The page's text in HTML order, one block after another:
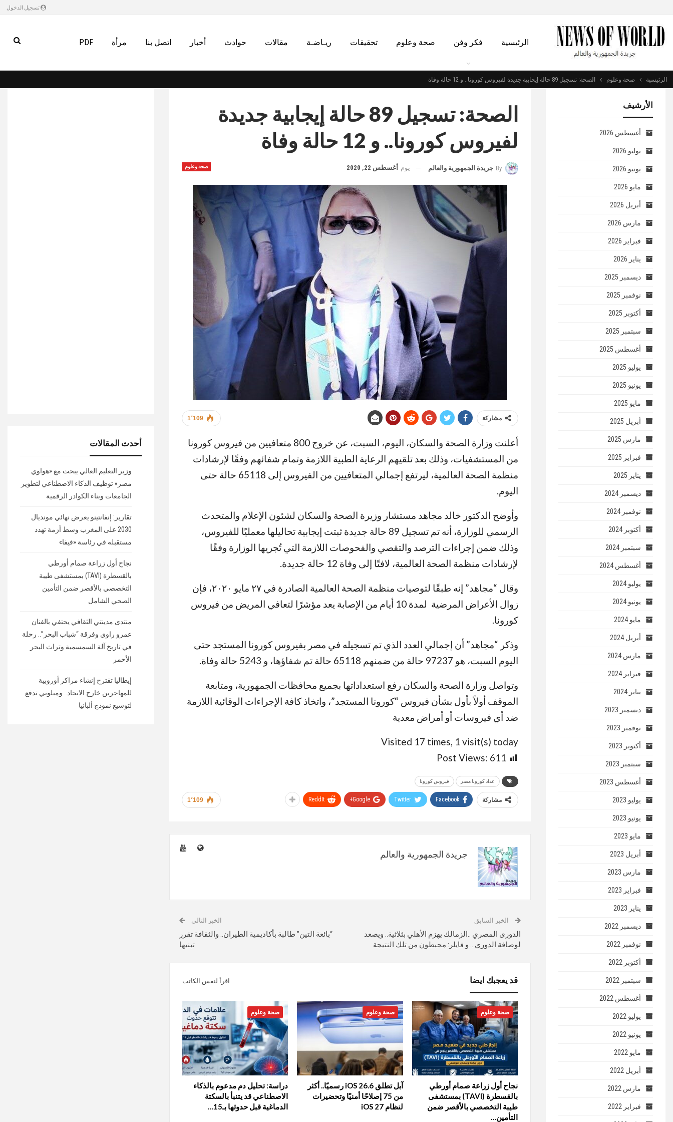
تسجيل الدخول
الرئيسية فكر وفن صحة وعلوم تحقيقات ريـاضـة مقالات حوادث أخبار اتصل بنا مرأة PDF
الرئيسية صحة وعلوم الصحة: تسجيل 89 حالة إيجابية جديدة لفيروس كورونا.. و 12 حالة وفاة
الصحة: تسجيل 89 حالة إيجابية جديدة
لفيروس كورونا.. و 12 حالة وفاة
صحة وعلوم By جريدة الجمهورية والعالم يوم أغسطس 22, 2020
1٬109 مشاركة
أعلنت وزارة الصحة والسكان، اليوم، السبت، عن خروج 800 متعافيين من فيروس كورونا
من المستشفيات، وذلك بعد تلقيهم الرعاية الطبية اللازمة وتمام شفائهم وفقًا لإرشادات
منظمة الصحة العالمية، ليرتفع إجمالي المتعافيين من الفيروس إلى 65118 حالة حتى
اليوم.
وأوضح الدكتور خالد مجاهد مستشار وزيرة الصحة والسكان لشئون الإعلام والمتحدث
الرسمي للوزارة، أنه تم تسجيل 89 حالة جديدة ثبتت إيجابية تحاليلها معمليًا للفيروس،
وذلك ضمن إجراءات الترصد والتقصي والفحوصات اللازمة التي تُجريها الوزارة وفقًا
لإرشادات منظمة الصحة العالمية، لافتًا إلى وفاة 12 حالة جديدة.
وقال “مجاهد” إنه طبقًا لتوصيات منظمة الصحة العالمية الصادرة في ٢٧ مايو ٢٠٢٠، فإن
زوال الأعراض المرضية لمدة 10 أيام من الإصابة يعد مؤشرًا لتعافي المريض من فيروس
كورونا.
وذكر “مجاهد” أن إجمالي العدد الذي تم تسجيله في مصر بفيروس كورونا المستجد حتى
اليوم السبت، هو 97237 حالة من ضمنهم 65118 حالة تم شفاؤها، و 5243 حالة وفاة.
وتواصل وزارة الصحة والسكان رفع استعداداتها بجميع محافظات الجمهورية، ومتابعة
الموقف أولاً بأول بشأن فيروس “كورونا المستجد”، واتخاذ كافة الإجراءات الوقائية اللازمة
ضد أي فيروسات أو أمراض معدية
Visited 17 times, 1 visit(s) today
Post Views: 611
عداد كورونا مصر فيروس كورونا
1٬109 مشاركة Facebook
Twitter
Google+
ReddIt
جريدة الجمهورية والعالم
الخبر السابق
الدورى المصري ..الزمالك يهزم الأهلي بثلاثية.. ويصعد
لوصافة الدوري .. و فايلر: محبطون من تلك النتيجة
الخبر التالي
“بائعة التين” طالبة بأكاديمية الطيران.. والثقافة تقرر
تبنيها
قد يعجبك ايضا اقرأ لنفس الكاتب
صحة وعلوم
نجاح أول زراعة صمام أورطي
بالقسطرة (TAVI) بمستشفى
طيبة التخصصي بالأقصر ضمن
التأمين…
صحة وعلوم
آبل تطلق iOS 26.6 رسميًا.. أكثر
من 75 إصلاحًا أمنيًا وتحضيرات
لنظام iOS 27
صحة وعلوم
دراسة: تحليل دم مدعوم بالذكاء
الاصطناعي قد يتنبأ بالسكتة
الدماغية قبل حدوثها بـ15…
أحدث المقالات
وزير التعليم العالي يبحث مع «هواوي
مصر» توظيف الذكاء الاصطناعي لتطوير
الجامعات وبناء الكوادر الرقمية
تقارير: إنفانتينو يعرض نهائي مونديال
2030 على المغرب وسط أزمة تهدد
مستقبله في رئاسة «فيفا»
نجاح أول زراعة صمام أورطي
بالقسطرة (TAVI) بمستشفى طيبة
التخصصي بالأقصر ضمن التأمين
الصحي الشامل
منتدى مدينتي الثقافي يحتفي بالفنان
عمرو راوي وفرقة “شباب البحر”.. رحلة
في تاريخ آلة السمسمية وتراث البحر
الأحمر
إيطاليا تقترح إنشاء مراكز أوروبية
للمهاجرين خارج الاتحاد.. وميلوني تدفع
لتوسيع نموذج ألبانيا
الأرشيف
أغسطس 2026
يوليو 2026
يونيو 2026
مايو 2026
أبريل 2026
مارس 2026
فبراير 2026
يناير 2026
ديسمبر 2025
نوفمبر 2025
أكتوبر 2025
سبتمبر 2025
أغسطس 2025
يوليو 2025
يونيو 2025
مايو 2025
أبريل 2025
مارس 2025
فبراير 2025
يناير 2025
ديسمبر 2024
نوفمبر 2024
أكتوبر 2024
سبتمبر 2024
أغسطس 2024
يوليو 2024
يونيو 2024
مايو 2024
أبريل 2024
مارس 2024
فبراير 2024
يناير 2024
ديسمبر 2023
نوفمبر 2023
أكتوبر 2023
سبتمبر 2023
أغسطس 2023
يوليو 2023
يونيو 2023
مايو 2023
أبريل 2023
مارس 2023
فبراير 2023
يناير 2023
ديسمبر 2022
نوفمبر 2022
أكتوبر 2022
سبتمبر 2022
أغسطس 2022
يوليو 2022
يونيو 2022
مايو 2022
أبريل 2022
مارس 2022
فبراير 2022